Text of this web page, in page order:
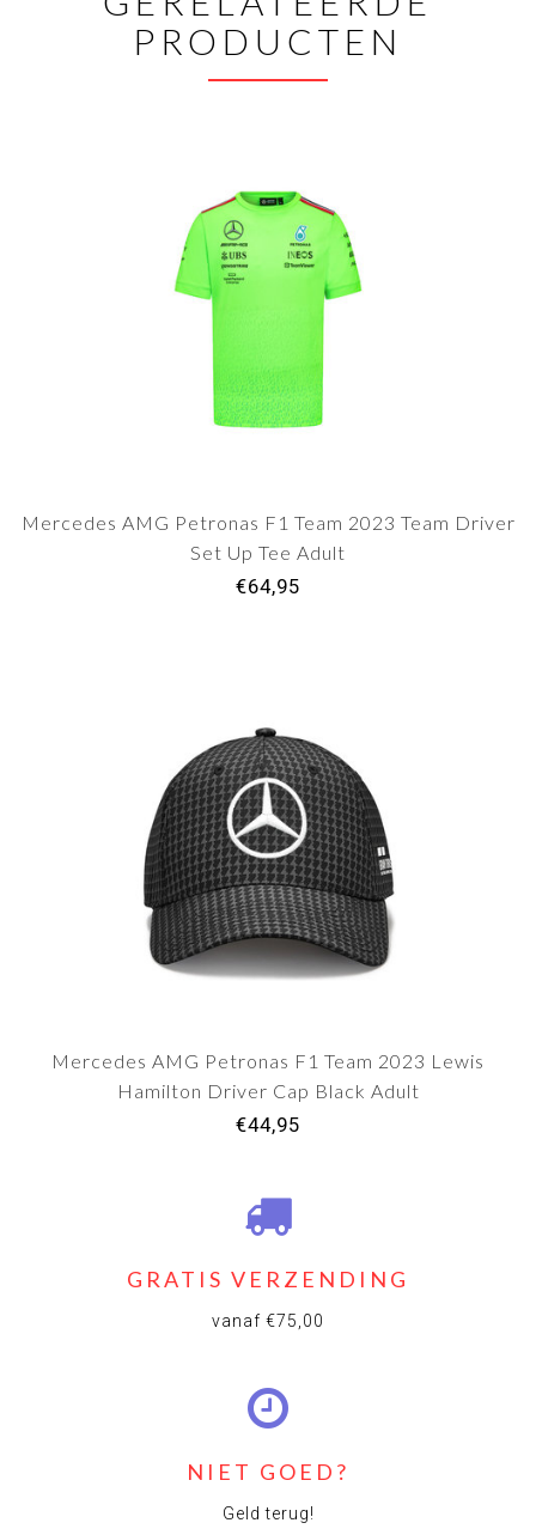
PRODUCTEN
Mercedes AMG Petronas F1 Team 2023 Team Driver
Set Up Tee Adult
€64,95
Mercedes AMG Petronas F1 Team 2023 Lewis
Hamilton Driver Cap Black Adult
€44,95
GRATIS VERZENDING
vanaf €75,00
NIET GOED?
Geld terug!